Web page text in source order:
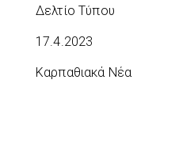
Δελτίο Τύπου
17.4.2023
Καρπαθιακά Νέα